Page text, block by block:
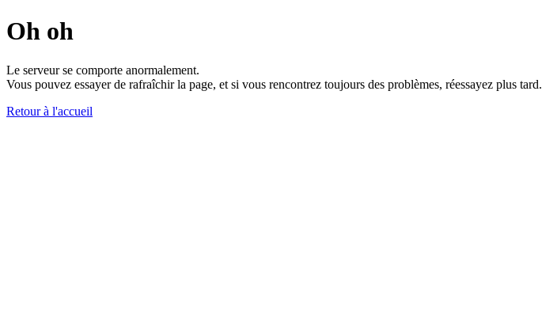
Oh oh
Le serveur se comporte anormalement.
Vous pouvez essayer de rafraîchir la page, et si vous rencontrez toujours des problèmes, réessayez plus
Retour à l'accueil